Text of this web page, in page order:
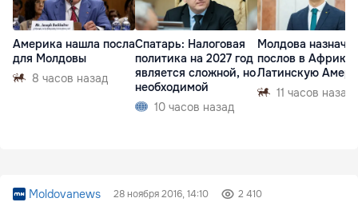
Америка нашла посла
для Молдовы
8 часов назад
Спатарь: Налоговая
политика на 2027 год
является сложной, но
необходимой
10 часов назад
Молдова
послов в Африку
Латинскую
11 часов назад
Moldovanews 28 ноября 2016, 14:10 2 410